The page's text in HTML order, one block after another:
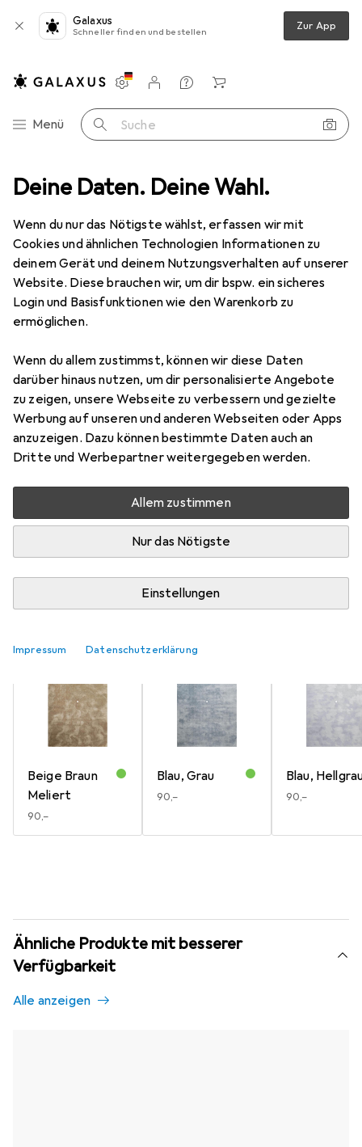
Deine Daten. Deine Wahl.
Wenn du nur das Nötigste wählst, erfassen wir mit
Cookies und ähnlichen Technologien Informationen zu
deinem Gerät und deinem Nutzungsverhalten auf unserer
Website. Diese brauchen wir, um dir bspw. ein sicheres
Login und Basisfunktionen wie den Warenkorb zu
ermöglichen.
Wenn du allem zustimmst, können wir diese Daten
darüber hinaus nutzen, um dir personalisierte Angebote
zu zeigen, unsere Webseite zu verbessern und gezielte
Werbung auf unseren und anderen Webseiten oder Apps
anzuzeigen. Dazu können bestimmte Daten auch an
Dritte und Werbepartner weitergegeben werden.
Allem zustimmen
Nur das Nötigste
Einstellungen
Impressum Datenschutzerklärung
Galaxus
Schneller finden und bestellen Zur App
Navigation nach Kategorien
Menü Suche
Einstellungen
Kundenkonto
Vergleichslisten
Merklisten
Warenkorb
Wohntextilien + Teppiche Teppich Homie Living Sienna
5 Bilder
Homie LivingSienna
80 x 150 cm
2
Bewertungen Marke
Mehr von Homie Living
Aktuell nicht lieferbar
Benachrichtigen, wenn lieferbar
Vergleichen Merken
Beige Braun
Meliert
EUR
90,–
Blau, Grau
EUR
90,–
Blau,
EUR
90,–
Ähnliche Produkte mit besserer
Verfügbarkeit
Alle anzeigen